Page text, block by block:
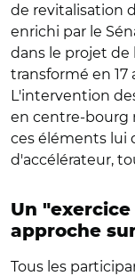
de revitalisation
enrichi par le
dans le projet
transformé en 17
L'intervention
en centre-bourg
ces éléments lui
d'accélérateur,
Un
approche
Tous les